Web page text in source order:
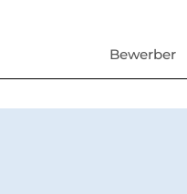
Bewerber